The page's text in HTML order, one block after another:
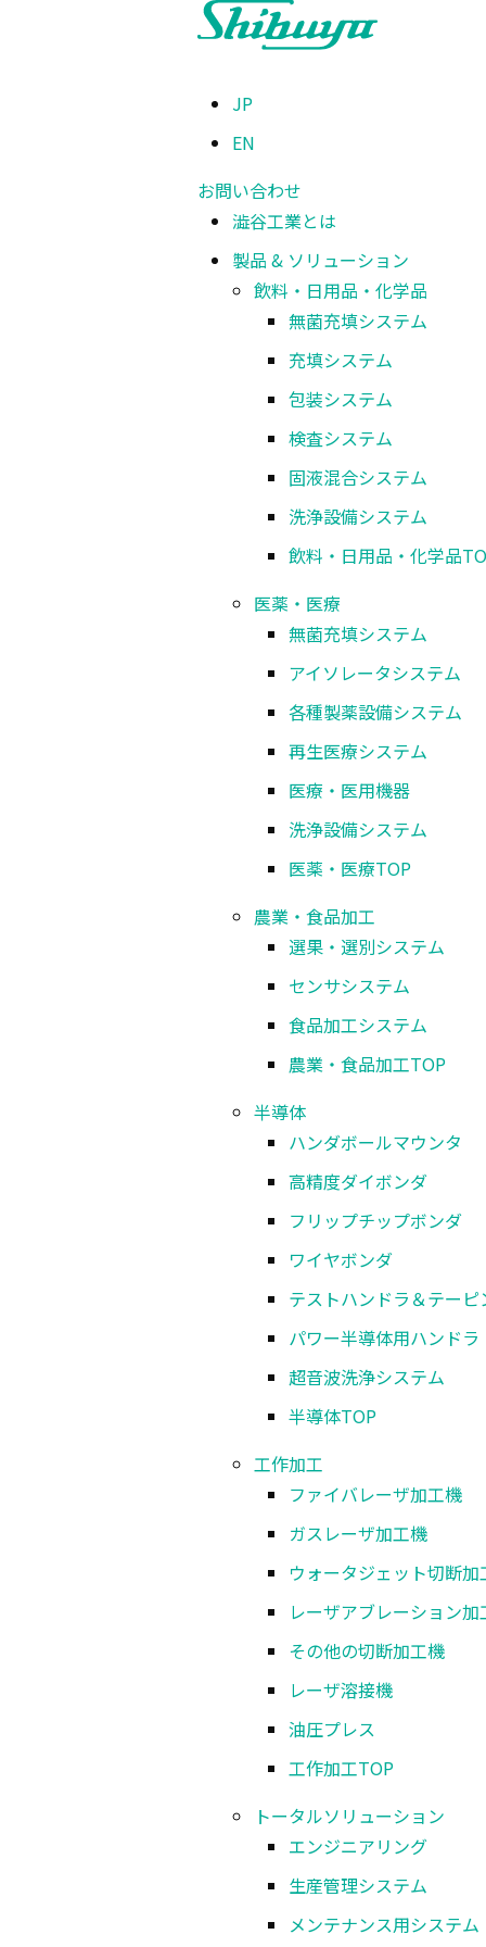
JP
EN
お問い合わせ
澁谷工業とは
製品 & ソリューション
飲料・日用品・化学品
無菌充填システム
充填システム
包装システム
検査システム
固液混合システム
洗浄設備システム
飲料・日用品・化学品
医薬・医療
無菌充填システム
アイソレータシステム
各種製薬設備システム
再生医療システム
医療・医用機器
洗浄設備システム
医薬・医療TOP
農業・食品加工
選果・選別システム
センサシステム
食品加工システム
農業・食品加工TOP
半導体
ハンダボールマウンタ
高精度ダイボンダ
フリップチップボンダ
ワイヤボンダ
テストハンドラ＆テーピ
パワー半導体用ハンドラ
超音波洗浄システム
半導体TOP
工作加工
ファイバレーザ加工機
ガスレーザ加工機
ウォータジェット切断加
レーザアブレーション加
その他の切断加工機
レーザ溶接機
油圧プレス
工作加工TOP
トータルソリューション
エンジニアリング
生産管理システム
メンテナンス用システム
製品 & ソリューション>飲料・日用品・化学品
充填システム
化粧品用
化粧品のボトリングシステムです。
化粧品充填システム
洗浄設備システム